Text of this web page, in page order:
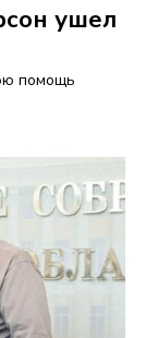
ушел
помощь